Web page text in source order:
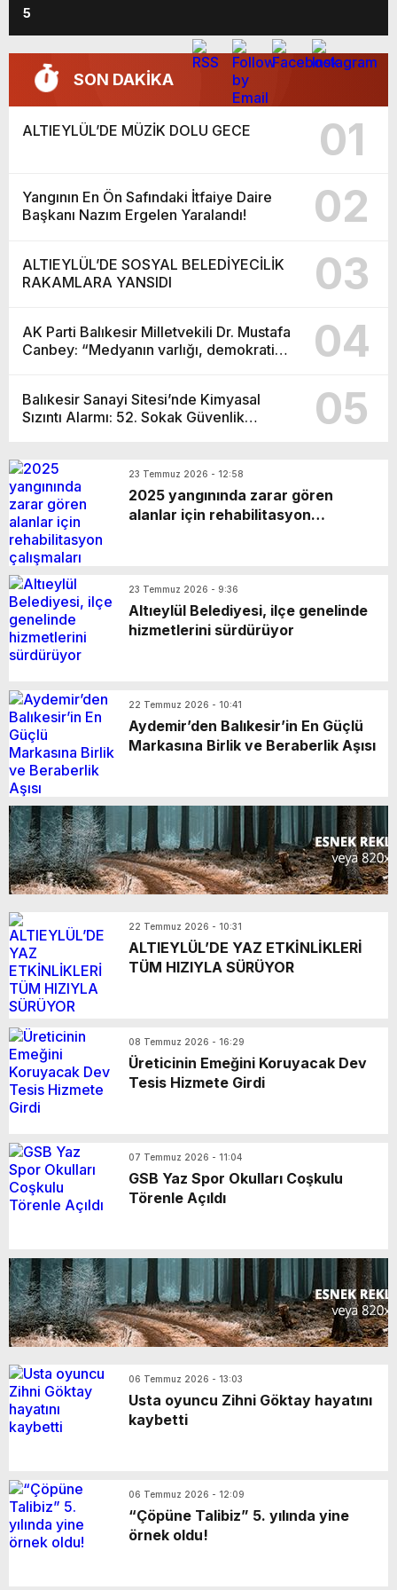
5
SON DAKİKA
ALTIEYLÜL’DE MÜZİK DOLU GECE 01
Yangının En Ön Safındaki İtfaiye Daire
Başkanı Nazım Ergelen Yaralandı!
02
ALTIEYLÜL’DE SOSYAL BELEDİYECİLİK
RAKAMLARA YANSIDI
03
AK Parti Balıkesir Milletvekili Dr. Mustafa
Canbey: “Medyanın varlığı, demokratik
04
Balıkesir Sanayi Sitesi’nde Kimyasal
Sızıntı Alarmı: 52. Sokak Güvenlik
05
23 Temmuz 2026 - 12:58
2025 yangınında zarar gören
alanlar için rehabilitasyon
23 Temmuz 2026 - 9:36
Altıeylül Belediyesi, ilçe genelinde
hizmetlerini sürdürüyor
22 Temmuz 2026 - 10:41
Aydemir’den Balıkesir’in En Güçlü
Markasına Birlik ve Beraberlik Aşısı
22 Temmuz 2026 - 10:31
ALTIEYLÜL’DE YAZ ETKİNLİKLERİ
TÜM HIZIYLA SÜRÜYOR
08 Temmuz 2026 - 16:29
Üreticinin Emeğini Koruyacak Dev
Tesis Hizmete Girdi
07 Temmuz 2026 - 11:04
GSB Yaz Spor Okulları Coşkulu
Törenle Açıldı
06 Temmuz 2026 - 13:03
Usta oyuncu Zihni Göktay hayatını
kaybetti
06 Temmuz 2026 - 12:09
“Çöpüne Talibiz” 5. yılında yine
örnek oldu!